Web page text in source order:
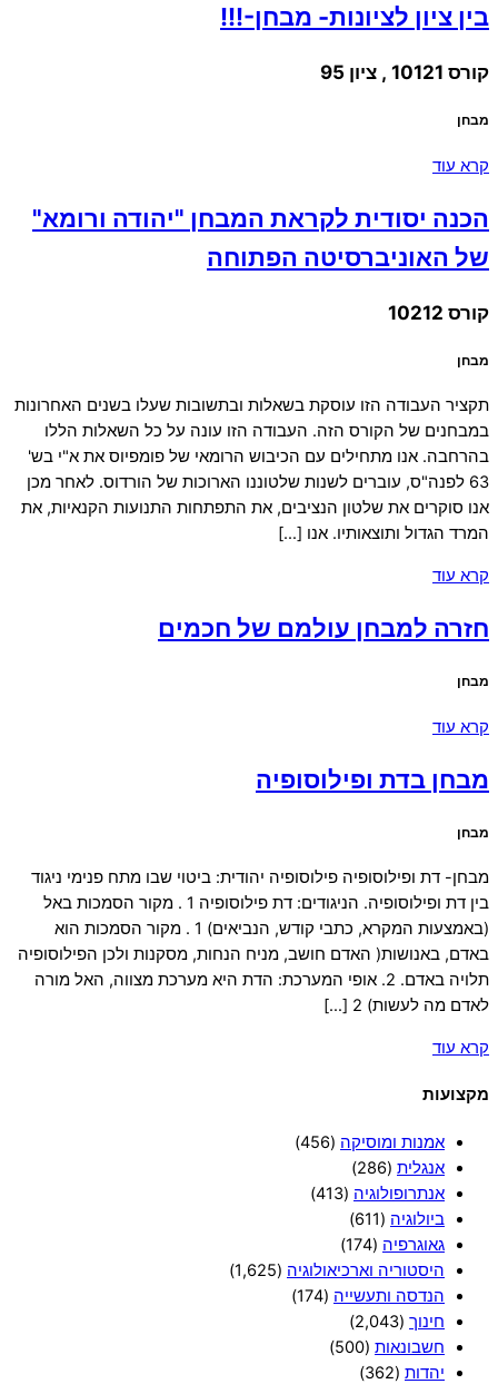
בין ציון לציונות- מבחן-!!!
קורס 10121 , ציון 95
מבחן
קרא עוד
הכנה יסודית לקראת המבחן "יהודה ורומא"
של האוניברסיטה הפתוחה
קורס 10212
מבחן
תקציר העבודה הזו עוסקת בשאלות ובתשובות שעלו בשנים האחרונות
במבחנים של הקורס הזה. העבודה הזו עונה על כל השאלות הללו
בהרחבה. אנו מתחילים עם הכיבוש הרומאי של פומפיוס את א"י בש'
63 לפנה"ס, עוברים לשנות שלטוננו הארוכות של הורדוס. לאחר מכן
אנו סוקרים את שלטון הנציבים, את התפתחות התנועות הקנאיות, את
המרד הגדול ותוצאותיו. אנו […]
קרא עוד
חזרה למבחן עולמם של חכמים
מבחן
קרא עוד
מבחן בדת ופילוסופיה
מבחן
מבחן- דת ופילוסופיה פילוסופיה יהודית: ביטוי שבו מתח פנימי ניגוד
בין דת ופילוסופיה. הניגודים: דת פילוסופיה 1 . מקור הסמכות באל
(באמצעות המקרא, כתבי קודש, הנביאים) 1 . מקור הסמכות הוא
באדם, באנושות( האדם חושב, מניח הנחות, מסקנות ולכן הפילוסופיה
תלויה באדם. 2. אופי המערכת: הדת היא מערכת מצווה, האל מורה
לאדם מה לעשות) 2 […]
קרא עוד
מקצועות
אמנות ומוסיקה (456)
אנגלית (286)
אנתרופולוגיה (413)
ביולוגיה (611)
גאוגרפיה (174)
היסטוריה וארכיאולוגיה (1,625)
הנדסה ותעשייה (174)
חינוך (2,043)
חשבונאות (500)
יהדות (362)